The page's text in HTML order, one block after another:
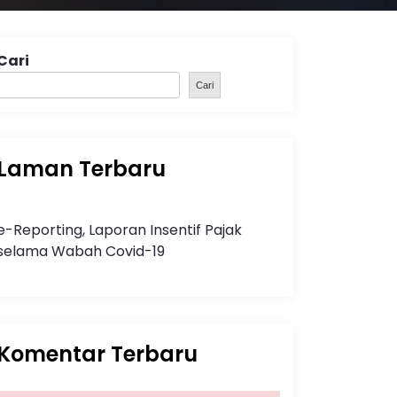
Cari
Terbaru
Reporting, Laporan Insentif Pajak
Wabah Covid-19
Terbaru